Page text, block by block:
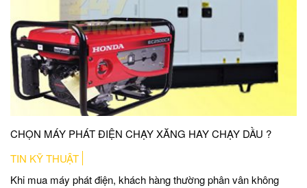
CHỌN MÁY PHÁT ĐIỆN CHẠY XĂNG HAY CHẠY DẦU ?
TIN KỸ THUẬT
Khi mua máy phát điện, khách hàng thường phân vân không